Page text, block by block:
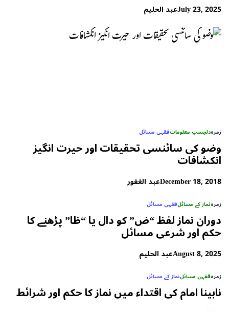
July 23, 2025عبد الحلیم
زمرہدلچسپ معلوماتفقہی مسائل
وضو کی سائنسی تحقیقات اور حیرت انگیز
انکشافات
December 18, 2018عبد الغفور
زمرہنماز کے مسائلفقہی مسائل
دوران نماز لفظ “ض” کو دال یا “ظا” پڑھنے کا
حکم اور شرعی مسائل
August 8, 2025عبد الحلیم
زمرہفقہی مسائلنماز کے مسائل
نابینا امام کی اقتداء میں نماز کا حکم اور شرائط